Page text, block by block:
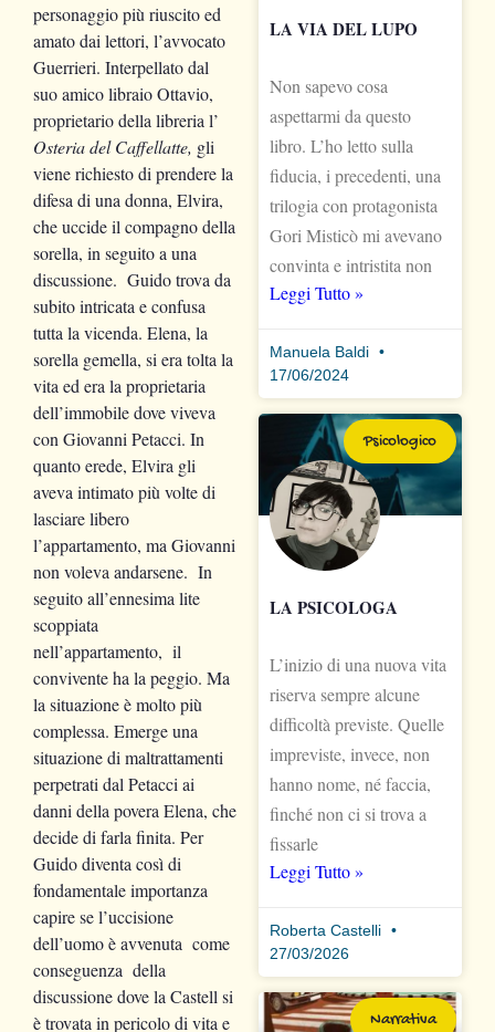
personaggio più riuscito ed
amato dai lettori, l’avvocato
Guerrieri. Interpellato dal
suo amico libraio Ottavio,
proprietario della libreria l’
Osteria del Caffellatte, gli
viene richiesto di prendere la
difesa di una donna, Elvira,
che uccide il compagno della
sorella, in seguito a una
discussione. Guido trova da
subito intricata e confusa
tutta la vicenda. Elena, la
sorella gemella, si era tolta la
vita ed era la proprietaria
dell’immobile dove viveva
con Giovanni Petacci. In
quanto erede, Elvira gli
aveva intimato più volte di
lasciare libero
l’appartamento, ma Giovanni
non voleva andarsene. In
seguito all’ennesima lite
scoppiata
nell’appartamento, il
convivente ha la peggio. Ma
la situazione è molto più
complessa. Emerge una
situazione di maltrattamenti
perpetrati dal Petacci ai
danni della povera Elena, che
decide di farla finita. Per
Guido diventa così di
fondamentale importanza
capire se l’uccisione
dell’uomo è avvenuta come
conseguenza della
discussione dove la Castell si
è trovata in pericolo di vita e
LA VIA DEL LUPO
Non sapevo cosa
aspettarmi da questo
libro. L’ho letto sulla
fiducia, i precedenti, una
trilogia con protagonista
Gori Misticò mi avevano
convinta e intristita non
Leggi Tutto »
Manuela Baldi
17/06/2024
Psicologico
LA PSICOLOGA
L’inizio di una nuova vita
riserva sempre alcune
difficoltà previste. Quelle
impreviste, invece, non
hanno nome, né faccia,
finché non ci si trova a
fissarle
Leggi Tutto »
Roberta Castelli
27/03/2026
Narrativa